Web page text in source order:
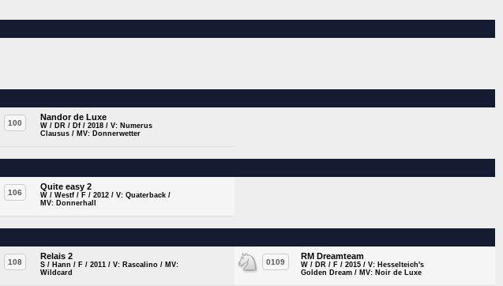
100
Nandor de Luxe
W / DR / Df / 2018 / V: Numerus
Clausus / MV: Donnerwetter
106
Quite easy 2
W / Westf / F / 2012 / V: Quaterback /
MV: Donnerhall
108
Relais 2
S / Hann / F / 2011 / V: Rascalino / MV:
Wildcard
0109
RM Dreamteam
W / DR / F / 2015 / V: Hesselteich's
Golden Dream / MV: Noir de Luxe